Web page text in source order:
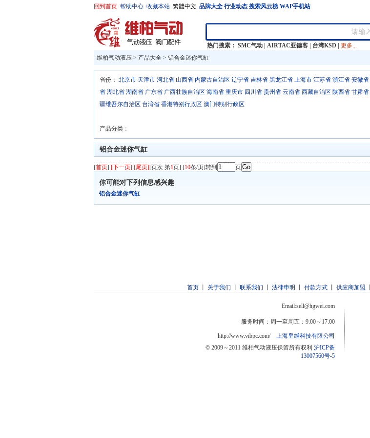
回到首页 帮助中心 收藏本站 繁體中文 品牌大全 行业动态 搜索风云榜 WAP手机站
热门搜索： SMC气动 AIRTAC亚德客 台湾KSD
更多...
维柏气动液压 > 产品大全 > 铝合金迷你气缸
省份： 北京市 天津市 河北省 山西省 内蒙古自治区 辽宁省 吉林省 黑龙江省 上海市 江苏省 浙江省 安徽省
省 湖北省 湖南省 广东省 广西壮族自治区 海南省 重庆市 四川省 贵州省 云南省 西藏自治区 陕西省 甘肃省
疆维吾尔自治区 台湾省 香港特别行政区 澳门特别行政区
产品分类：
铝合金迷你气缸
[首页] [下一页] [尾页][页次 第1页] [10条/页]转到 页
你可能对下列信息感兴趣
铝合金迷你气缸
首页丨 关于我们 联系我们 法律申明 付款方式丨 供应商加盟
Email:sell@hgwei.com
服务时间：周一至周五：9:00～17:00
http://www.vibpc.com/ 上海皇维科技有限公司
© 2009～2011 维柏气动液压保留所有权利 沪ICP备
13007560号-5